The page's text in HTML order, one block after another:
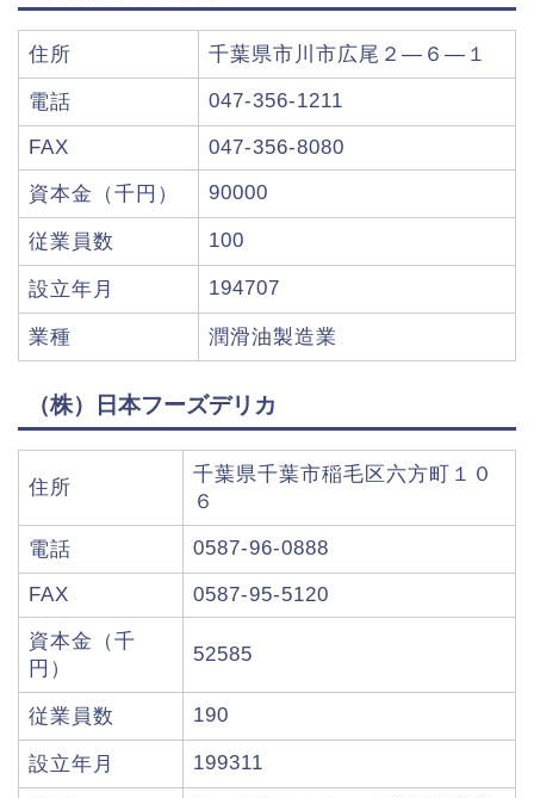
住所 千葉県市川市広尾２―６―１
電話 047-356-1211
FAX 047-356-8080
資本金（千円） 90000
従業員数 100
設立年月 194707
業種 潤滑油製造業
（株）日本フーズデリカ
住所
千葉県千葉市稲毛区六方町１０
６
電話 0587-96-0888
FAX 0587-95-5120
資本金（千
円）
52585
従業員数 190
設立年月 199311